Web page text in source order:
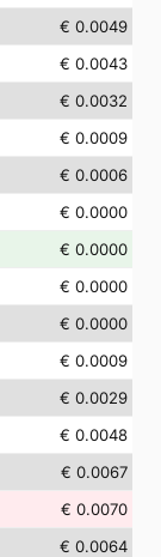
€ 0.0049
€ 0.0043
€ 0.0032
€ 0.0009
€ 0.0006
€ 0.0000
€ 0.0000
€ 0.0000
€ 0.0000
€ 0.0009
€ 0.0029
€ 0.0048
€ 0.0067
€ 0.0070
€ 0.0064